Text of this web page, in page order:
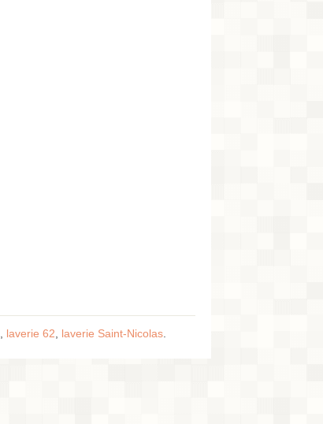
, laverie 62, laverie Saint-Nicolas.